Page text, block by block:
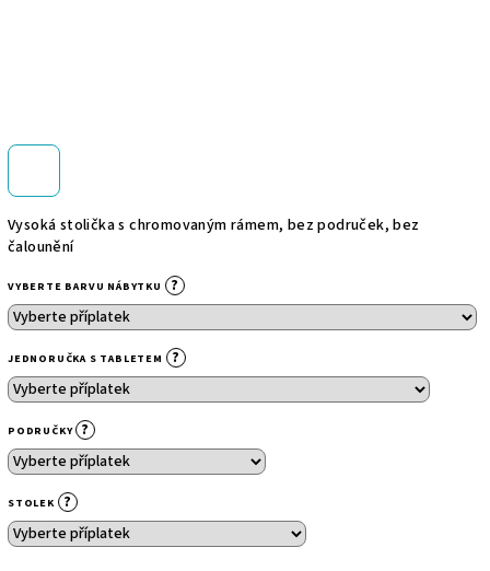
Vysoká stolička s chromovaným rámem, bez područek, bez
čalounění
VYBERTE BARVU NÁBYTKU ?
JEDNORUČKA S TABLETEM ?
PODRUČKY ?
STOLEK ?